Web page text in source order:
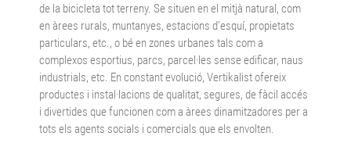
de la bicicleta tot terreny. Se situen en el mitjà natural, com
en àrees rurals, muntanyes, estacions d’esquí, propietats
particulars, etc., o bé en zones urbanes tals com a
complexos esportius, parcs, parcel·les sense edificar, naus
industrials, etc. En constant evolució, Vertikalist ofereix
productes i instal·lacions de qualitat, segures, de fàcil accés
i divertides que funcionen com a àrees dinamitzadores per a
tots els agents socials i comercials que els envolten.